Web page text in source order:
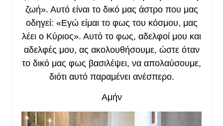
ζωή». Αυτό είναι το δικό μας άστρο που μας
οδηγεί: «Εγώ είμαι το φως του κόσμου, μας
λέει ο Κύριος». Αυτό το φως, αδελφοί μου και
αδελφές μου, ας ακολουθήσουμε, ώστε όταν
το δικό μας φως βασιλέψει, να απολαύσουμε,
διότι αυτό παραμένει ανέσπερο.
Αμήν